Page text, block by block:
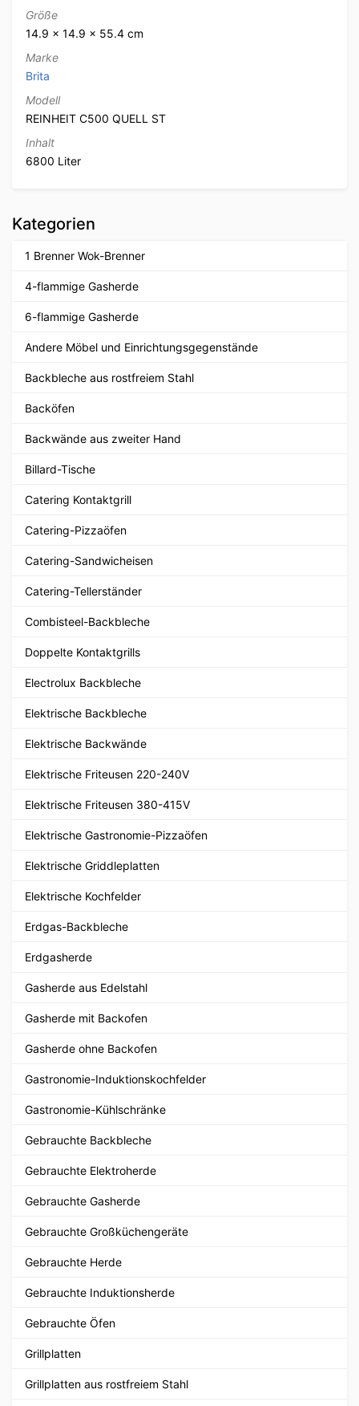
Größe
14.9 × 14.9 × 55.4 cm
Marke
Brita
Modell
REINHEIT C500 QUELL ST
Inhalt
6800 Liter
Kategorien
1 Brenner Wok-Brenner
4-flammige Gasherde
6-flammige Gasherde
Andere Möbel und Einrichtungsgegenstände
Backbleche aus rostfreiem Stahl
Backöfen
Backwände aus zweiter Hand
Billard-Tische
Catering Kontaktgrill
Catering-Pizzaöfen
Catering-Sandwicheisen
Catering-Tellerständer
Combisteel-Backbleche
Doppelte Kontaktgrills
Electrolux Backbleche
Elektrische Backbleche
Elektrische Backwände
Elektrische Friteusen 220-240V
Elektrische Friteusen 380-415V
Elektrische Gastronomie-Pizzaöfen
Elektrische Griddleplatten
Elektrische Kochfelder
Erdgas-Backbleche
Erdgasherde
Gasherde aus Edelstahl
Gasherde mit Backofen
Gasherde ohne Backofen
Gastronomie-Induktionskochfelder
Gastronomie-Kühlschränke
Gebrauchte Backbleche
Gebrauchte Elektroherde
Gebrauchte Gasherde
Gebrauchte Großküchengeräte
Gebrauchte Herde
Gebrauchte Induktionsherde
Gebrauchte Öfen
Grillplatten
Grillplatten aus rostfreiem Stahl